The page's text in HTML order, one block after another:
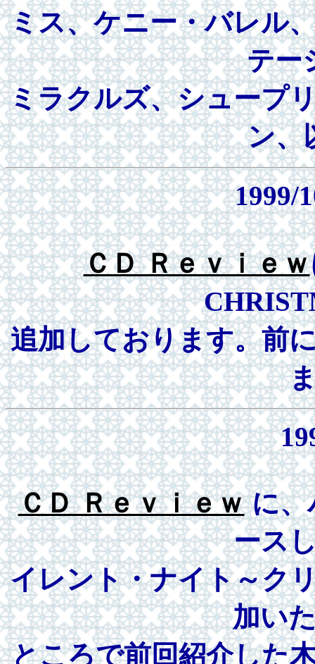
ミス、ケニー・バレル
テー
ミラクルズ、シュープ
ン、
1999/
ＣＤ Ｒｅｖｉｅｗ
追加しております。前
ＣＤ Ｒｅｖｉｅｗに、
ース
イレント・ナイト～ク
加い
ところで前回紹介した